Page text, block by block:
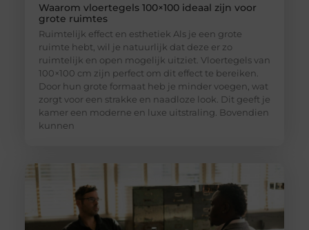
Waarom vloertegels 100×100 ideaal zijn voor
grote ruimtes
Ruimtelijk effect en esthetiek Als je een grote
ruimte hebt, wil je natuurlijk dat deze er zo
ruimtelijk en open mogelijk uitziet. Vloertegels van
100×100 cm zijn perfect om dit effect te bereiken.
Door hun grote formaat heb je minder voegen, wat
zorgt voor een strakke en naadloze look. Dit geeft je
kamer een moderne en luxe uitstraling. Bovendien
kunnen